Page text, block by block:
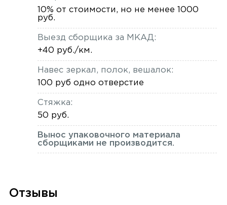
10% от стоимости, но не менее 1000
руб.
Выезд сборщика за МКАД:
+40 руб./км.
Навес зеркал, полок, вешалок:
100 руб одно отверстие
Стяжка:
50 руб.
Вынос упаковочного материала
сборщиками не производится.
Отзывы